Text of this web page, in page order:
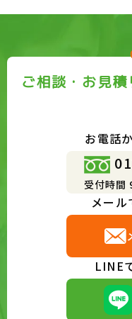
ご相談・お見
お電話
受付時間
メール
LINE